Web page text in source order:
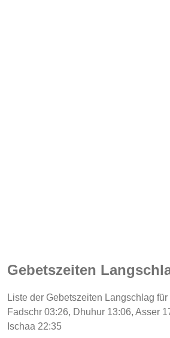
Gebetszeiten
Liste der Gebetszeiten Langschlag
Fadschr 03:26, Dhuhur 13:06, Asser
Ischaa 22:35